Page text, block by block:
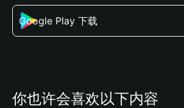
Google Play 下载
你也许会喜欢以下内容